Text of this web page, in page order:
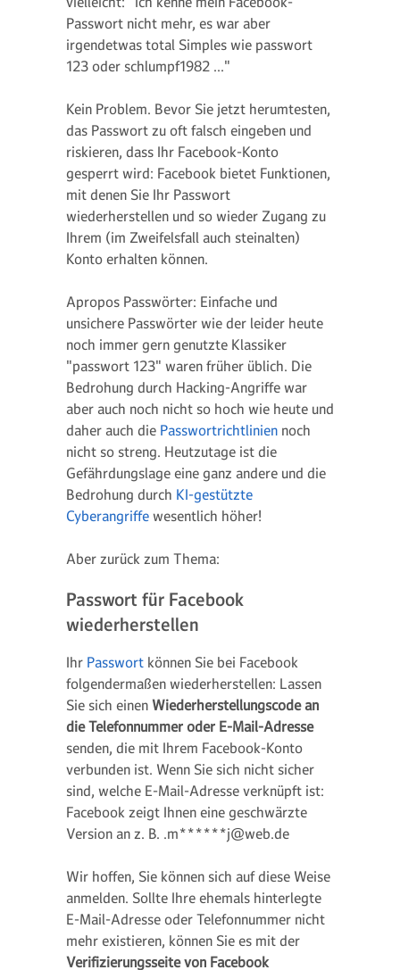
Passwort nicht mehr, es war aber
irgendetwas total Simples wie passwort
123 oder schlumpf1982 …"
Kein Problem. Bevor Sie jetzt herumtesten,
das Passwort zu oft falsch eingeben und
riskieren, dass Ihr Facebook-Konto
gesperrt wird: Facebook bietet Funktionen,
mit denen Sie Ihr Passwort
wiederherstellen und so wieder Zugang zu
Ihrem (im Zweifelsfall auch steinalten)
Konto erhalten können.
Apropos Passwörter: Einfache und
unsichere Passwörter wie der leider heute
noch immer gern genutzte Klassiker
"passwort 123" waren früher üblich. Die
Bedrohung durch Hacking-Angriffe war
aber auch noch nicht so hoch wie heute und
daher auch die Passwortrichtlinien noch
nicht so streng. Heutzutage ist die
Gefährdungslage eine ganz andere und die
Bedrohung durch KI-gestützte
Cyberangriffe wesentlich höher!
Aber zurück zum Thema:
Passwort für Facebook
wiederherstellen
Ihr Passwort können Sie bei Facebook
folgendermaßen wiederherstellen: Lassen
Sie sich einen Wiederherstellungscode an
die Telefonnummer oder E-Mail-Adresse
senden, die mit Ihrem Facebook-Konto
verbunden ist. Wenn Sie sich nicht sicher
sind, welche E-Mail-Adresse verknüpft ist:
Facebook zeigt Ihnen eine geschwärzte
Version an z. B. .m******j@web.de
Wir hoffen, Sie können sich auf diese Weise
anmelden. Sollte Ihre ehemals hinterlegte
E-Mail-Adresse oder Telefonnummer nicht
mehr existieren, können Sie es mit der
Verifizierungsseite von Facebook